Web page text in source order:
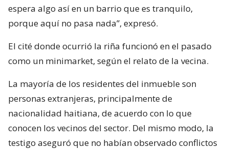
espera algo así en un barrio que es tranquilo,
porque aquí no pasa nada”, expresó.
El cité donde ocurrió la riña funcionó en el pasado
como un minimarket, según el relato de la vecina.
La mayoría de los residentes del inmueble son
personas extranjeras, principalmente de
nacionalidad haitiana, de acuerdo con lo que
conocen los vecinos del sector. Del mismo modo, la
testigo aseguró que no habían observado conflictos